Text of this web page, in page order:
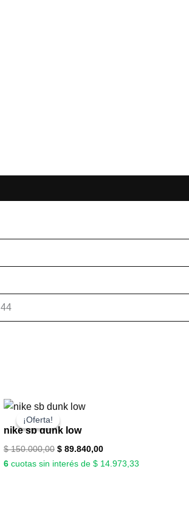
¡Oferta!
¡Oferta!
nike sb dunk low
$150.000,00
El
original
era:
$ 150.000,00.
$ 89.840,00$ 89.840,00.
6 cuotas sin interés de $ 14.973,33